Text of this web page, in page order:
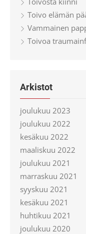
Toivo elämän
Vammainen
Toivoa
Arkistot
joulukuu 2023
joulukuu 2022
kesäkuu 2022
maaliskuu 2022
joulukuu 2021
marraskuu 2021
syyskuu 2021
kesäkuu 2021
huhtikuu 2021
joulukuu 2020